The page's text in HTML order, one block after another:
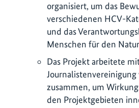
organisiert, um das
verschiedenen HCV-
und das
Menschen für den
Das Projekt arbeitete
Journalistenvereinigung
zusammen, um
den Projektgebieten